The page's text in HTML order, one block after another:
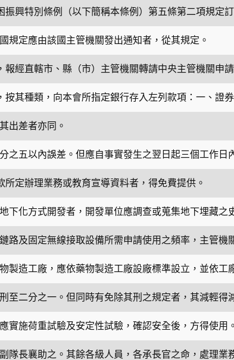
興特別條例（以下簡稱本條例）第五條第二項規定
規定應由該國主管機關發出通知者，從其規定。
經直轄市、縣（市）主管機關轉請中央主管機關
其種類，向本會所指定銀行存入左列款項：一、
出差者亦同。
之五以內誤差。但應自事實發生之翌日起三個工作
定辦理業務或教育宣導資料者，得免費提供。
下化方式開發者，開發單位應調查或蒐集地下埋藏
路及固定無線接取設備所需申請使用之頻率，主管
製造工廠，應依藥物製造工廠設廠標準設立，並依
至二分之一。但同時有免除其刑之規定者，其減輕得
實施荷重試驗及安定性試驗，確認安全後，方得使
隊長襄助之。其餘各級人員，各承長官之命，處理業